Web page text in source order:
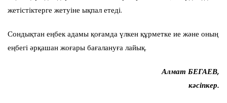
жетістіктерге жетуіне ықпал етеді.
Сондықтан еңбек адамы қоғамда үлкен құрметке ие және оның
еңбегі әрқашан жоғары бағалануға лайық.
Алмат БЕГАЕВ,
кәсіпкер.